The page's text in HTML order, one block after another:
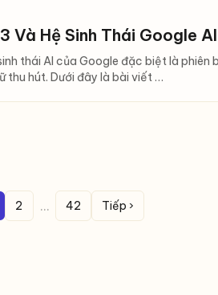
Và Hệ Sinh Thái Google AI
thái AI của Google đặc biệt là phiên
thu hút. Dưới đây là bài viết …
2 … 42 Tiếp ›